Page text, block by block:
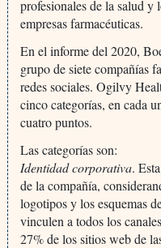
profesionales de la salud y
empresas farmacéuticas.
En el informe del 2020,
grupo de siete compañías
redes sociales. Ogilvy
cinco categorías, en cada
cuatro puntos.
Las categorías son:
Identidad corporativa.
de la compañía,
logotipos y los esquemas
vinculen a todos los
27% de los sitios web de